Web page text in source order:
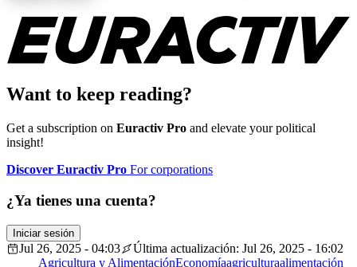
Want to keep reading?
Get a subscription on Euractiv Pro and elevate your political
insight!
Discover Euractiv Pro For corporations
¿Ya tienes una cuenta?
Iniciar sesión
Jul 26, 2025 - 04:03
Última actualización: Jul 26, 2025 - 16:02
Agricultura y AlimentaciónEconomíaagriculturaalimentación